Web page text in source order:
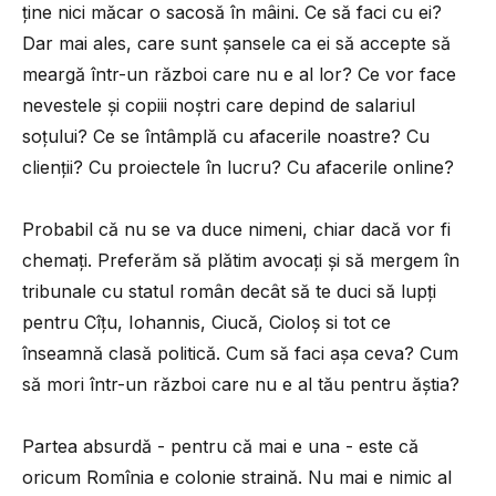
ține nici măcar o sacosă în mâini. Ce să faci cu ei?
Dar mai ales, care sunt șansele ca ei să accepte să
meargă într-un război care nu e al lor? Ce vor face
nevestele și copiii noștri care depind de salariul
soțului? Ce se întâmplă cu afacerile noastre? Cu
clienții? Cu proiectele în lucru? Cu afacerile online?
Probabil că nu se va duce nimeni, chiar dacă vor fi
chemați. Preferăm să plătim avocați și să mergem în
tribunale cu statul român decât să te duci să lupți
pentru Cîțu, Iohannis, Ciucă, Cioloș si tot ce
înseamnă clasă politică. Cum să faci așa ceva? Cum
să mori într-un război care nu e al tău pentru ăștia?
Partea absurdă - pentru că mai e una - este că
oricum Romînia e colonie straină. Nu mai e nimic al